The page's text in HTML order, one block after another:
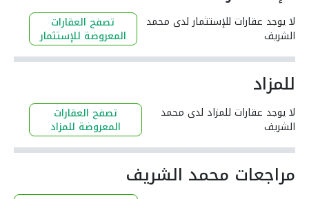
لا يوجد عقارات للإستثمار لدى محمد
الشريف
تصفح العقارات
المعروضة للإستثمار
للمزاد
لا يوجد عقارات للمزاد لدى محمد
الشريف
تصفح العقارات
المعروضة للمزاد
مراجعات محمد الشريف